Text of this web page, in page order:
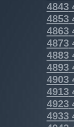
4843
4853
4863
4873
4883
4893
4903
4913
4923
4933